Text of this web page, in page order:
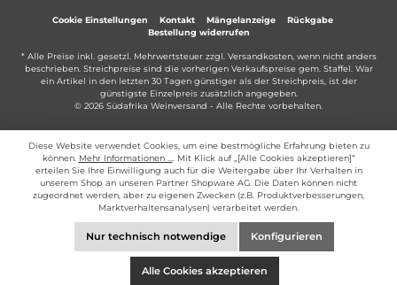
Cookie Einstellungen Kontakt Mängelanzeige
Rückgabe
Bestellung widerrufen
* Alle Preise inkl. gesetzl. Mehrwertsteuer zzgl. Versandkosten, wenn nicht anders
beschrieben. Streichpreise sind die vorherigen Verkaufspreise gem. Staffel. War
ein Artikel in den letzten 30 Tagen günstiger als der Streichpreis, ist der
günstigste Einzelpreis zusätzlich angegeben.
© 2026 Südafrika Weinversand - Alle Rechte vorbehalten.
Diese Website verwendet Cookies, um eine bestmögliche Erfahrung bieten zu
können. Mehr Informationen ...
. Mit Klick auf „[Alle Cookies akzeptieren]“
erteilen Sie Ihre Einwilligung auch für die Weitergabe über Ihr Verhalten in
unserem Shop an unseren Partner Shopware AG. Die Daten können nicht
zugeordnet werden, aber zu eigenen Zwecken (z.B. Produktverbesserungen,
Marktverhaltensanalysen) verarbeitet werden.
Nur technisch notwendige Konfigurieren
Alle Cookies akzeptieren